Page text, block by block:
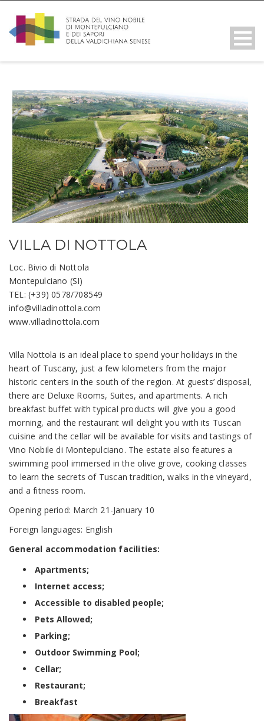
VILLA DI NOTTOLA
Loc. Bivio di Nottola
Montepulciano (SI)
TEL: (+39) 0578/708549
info@villadinottola.com
www.villadinottola.com
Villa Nottola is an ideal place to spend your holidays in the
heart of Tuscany, just a few kilometers from the major
historic centers in the south of the region. At guests’ disposal,
there are Deluxe Rooms, Suites, and apartments. A rich
breakfast buffet with typical products will give you a good
morning, and the restaurant will delight you with its Tuscan
cuisine and the cellar will be available for visits and tastings of
Vino Nobile di Montepulciano. The estate also features a
swimming pool immersed in the olive grove, cooking classes
to learn the secrets of Tuscan tradition, walks in the vineyard,
and a fitness room.
Opening period: March 21-January 10
Foreign languages: English
General accommodation facilities:
Apartments;
Internet access;
Accessible to disabled people;
Pets Allowed;
Parking;
Outdoor Swimming Pool;
Cellar;
Restaurant;
Breakfast